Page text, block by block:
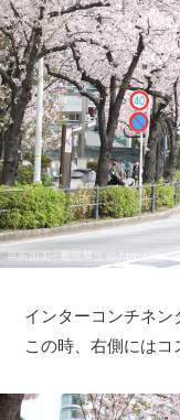
インターコンチネン
この時、右側にはコ